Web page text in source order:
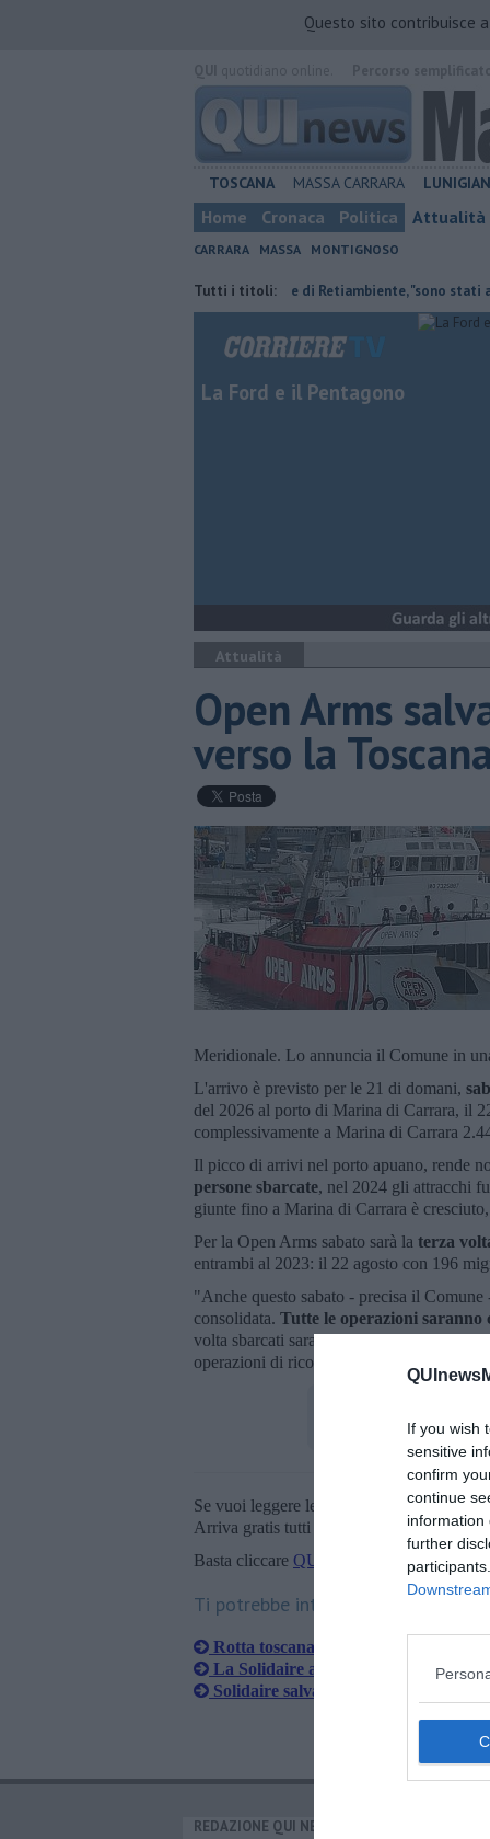
If you wish
sensitive
confirm
continue
information
further
Questo sito contribuisce
TOSCANA MASSA CARRARA
Home Cronaca Politica Attualità
CARRARA MASSA MONTIGNOSO
Tutti i titoli:
Il saluto del presidente di Retiambiente, "sono stati anni
La Ford e il Pentagono
Attualità
Open Arms
verso la
Meridionale. Lo annuncia il Comune in
L'arrivo è previsto per le 21 di domani, s
del 2026 al porto di Marina di Carrara, il
complessivamente a Marina di Carrara
Il picco di arrivi nel porto apuano, rende
persone sbarcate, nel 2024 gli attracchi
giunte fino a Marina di Carrara è
Per la Open Arms sabato sarà la terza
entrambi al 2023: il 22 agosto con 196
"Anche questo sabato - precisa il
consolidata. Tutte le operazioni
volta sbarcati saranno accompagnati al
operazioni di riconoscimento quindi
Se vuoi leggere le notizie principali della
Arriva gratis tutti i giorni alle 20:00
Basta cliccare QUI
Ti potrebbe interessare anche:
Rotta toscana per Open Arms, 117
La Solidaire attracca a Livorno,
Solidaire salva 75 migranti e fa rotta
REDAZIONE QUI NEWS